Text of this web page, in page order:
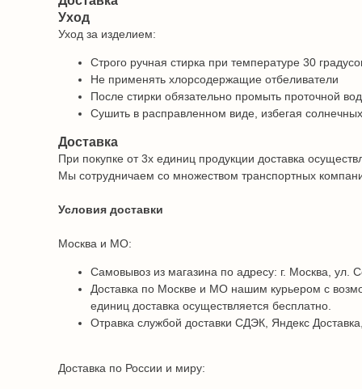
Уход
Уход за изделием:
Строго ручная стирка при температуре 30
Не применять хлорсодержащие отбеливатели
После стирки обязательно промыть проточной
Сушить в расправленном виде, избегая
Доставка
При покупке от 3х единиц продукции доставка
Мы сотрудничаем со множеством транспортных
Условия доставки
Москва и МО:
Самовывоз из магазина по адресу: г. Москва, ул.
Доставка по Москве и МО нашим курьером с
единиц доставка осуществляется бесплатно.
Отравка службой доставки СДЭК, Яндекс
Доставка по России и миру: